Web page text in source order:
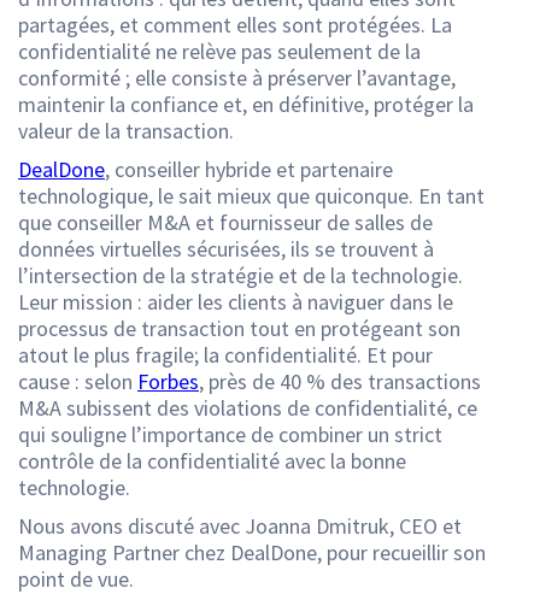
partagées, et comment elles sont protégées. La
confidentialité ne relève pas seulement de la
conformité ; elle consiste à préserver l’avantage,
maintenir la confiance et, en définitive, protéger la
valeur de la transaction.
DealDone, conseiller hybride et partenaire
technologique, le sait mieux que quiconque. En tant
que conseiller M&A et fournisseur de salles de
données virtuelles sécurisées, ils se trouvent à
l’intersection de la stratégie et de la technologie.
Leur mission : aider les clients à naviguer dans le
processus de transaction tout en protégeant son
atout le plus fragile; la confidentialité. Et pour
cause : selon Forbes, près de 40 % des transactions
M&A subissent des violations de confidentialité, ce
qui souligne l’importance de combiner un strict
contrôle de la confidentialité avec la bonne
technologie.
Nous avons discuté avec Joanna Dmitruk, CEO et
Managing Partner chez DealDone, pour recueillir son
point de vue.